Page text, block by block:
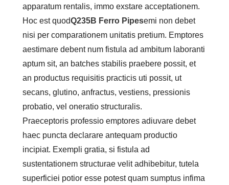
apparatum rentalis, immo exstare acceptationem.
Hoc est quodQ235B Ferro Pipesemi non debet
nisi per comparationem unitatis pretium. Emptores
aestimare debent num fistula ad ambitum laboranti
aptum sit, an batches stabilis praebere possit, et
an productus requisitis practicis uti possit, ut
secans, glutino, anfractus, vestiens, pressionis
probatio, vel oneratio structuralis.
Praeceptoris professio emptores adiuvare debet
haec puncta declarare antequam productio
incipiat. Exempli gratia, si fistula ad
sustentationem structurae velit adhibebitur, tutela
superficiei potior esse potest quam sumptus infima